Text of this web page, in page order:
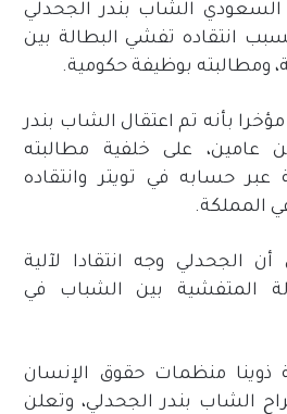
السعودي الشاب بندر الجحدلي
وذلك بسبب انتقاده تفشي البطالة بين
ومطالبته بوظيفة حكومية.
بأنه تم اعتقال الشاب بندر
عامين، على خلفية مطالبته
حسابه في تويتر وانتقاده
المملكة.
الجحدلي وجه انتقادا لآلية
المتفشية بين الشباب في
منظمات حقوق الإنسان
الشاب بندر الجحدلي، وتعلن